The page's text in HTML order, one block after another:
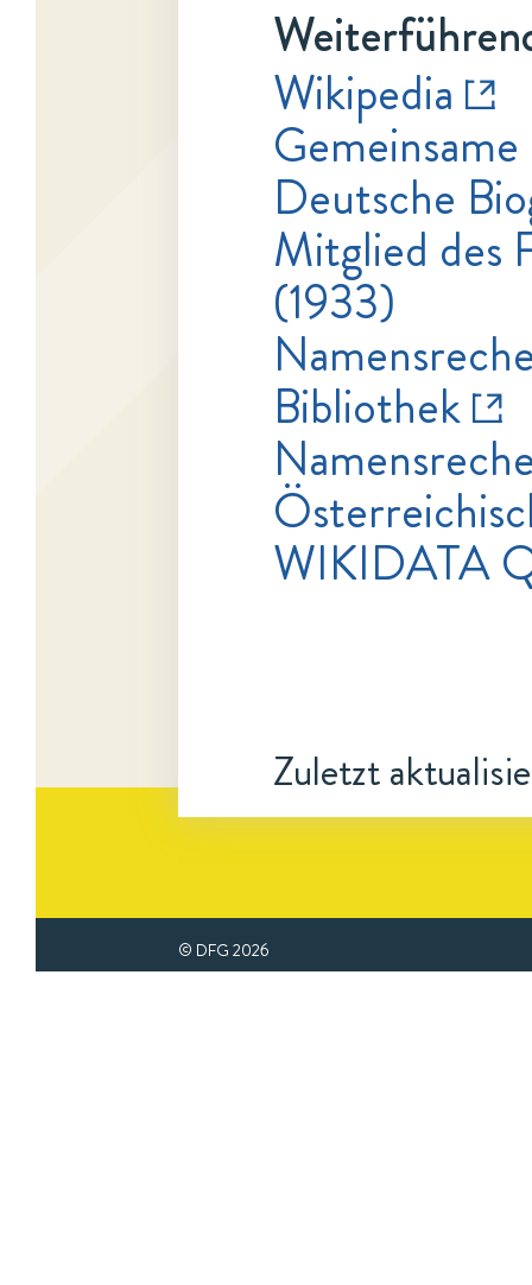
Wikipedia
Deutsche
Mitglied des
(1933)
Bibliothek
WIKIDATA
Zuletzt
© DFG 2026